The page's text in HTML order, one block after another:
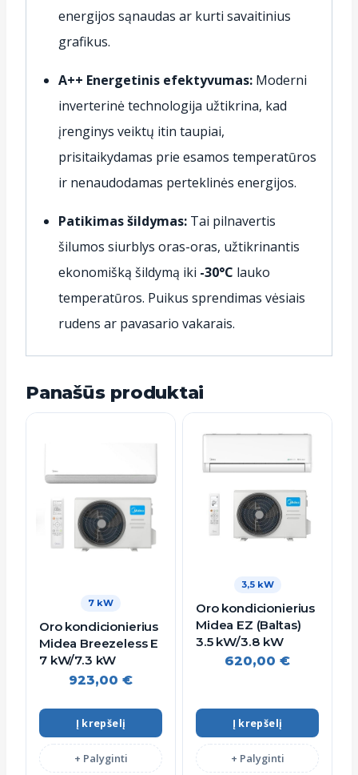
energijos sąnaudas ar kurti savaitinius
grafikus.
A++ Energetinis efektyvumas: Moderni
inverterinė technologija užtikrina, kad
įrenginys veiktų itin taupiai,
prisitaikydamas prie esamos temperatūros
ir nenaudodamas perteklinės energijos.
Patikimas šildymas: Tai pilnavertis
šilumos siurblys oras-oras, užtikrinantis
ekonomišką šildymą iki -30°C lauko
temperatūros. Puikus sprendimas vėsiais
rudens ar pavasario vakarais.
Panašūs produktai
7 kW
Oro kondicionierius
Midea Breezeless E
7 kW/7.3 kW
923,00 €
Į krepšelį
+ Palyginti
3,5 kW
Oro kondicionierius
Midea EZ (Baltas)
3.5 kW/3.8 kW
620,00 €
Į krepšelį
+ Palyginti